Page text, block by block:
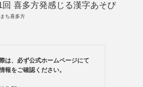
回 喜多方発感じる漢字あそび
ち喜多方
は、必ず公式ホームページにて
報をご確認ください。